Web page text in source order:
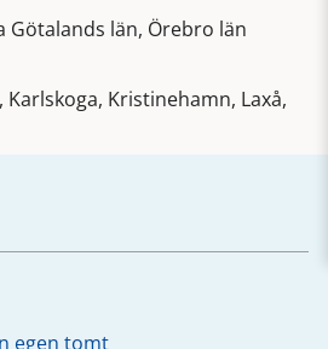
Götalands län, Örebro län
Kristinehamn, Laxå,
egen tomt